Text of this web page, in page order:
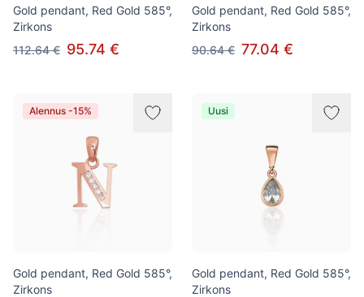
Gold pendant, Red Gold 585°,
Zirkons
112.64 € 95.74 €
Gold pendant, Red Gold 585°,
Zirkons
90.64 € 77.04 €
Alennus -15%
Gold pendant, Red Gold 585°,
Zirkons
Uusi
Gold pendant, Red Gold 585°,
Zirkons